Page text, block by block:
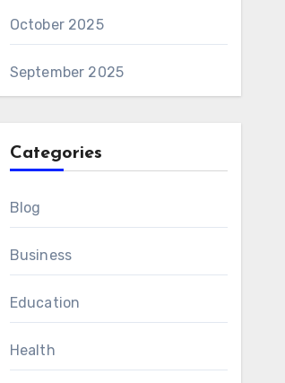
October 2025
September 2025
Categories
Blog
Business
Education
Health